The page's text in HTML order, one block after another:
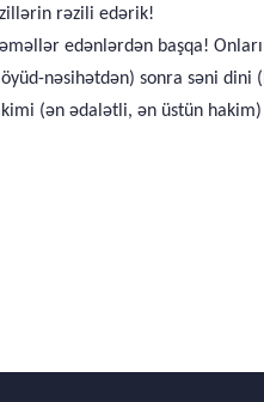
rəzili edərik!
edənlərdən başqa!
nəsihətdən) sonra səni
(ən ədalətli, ən üstün